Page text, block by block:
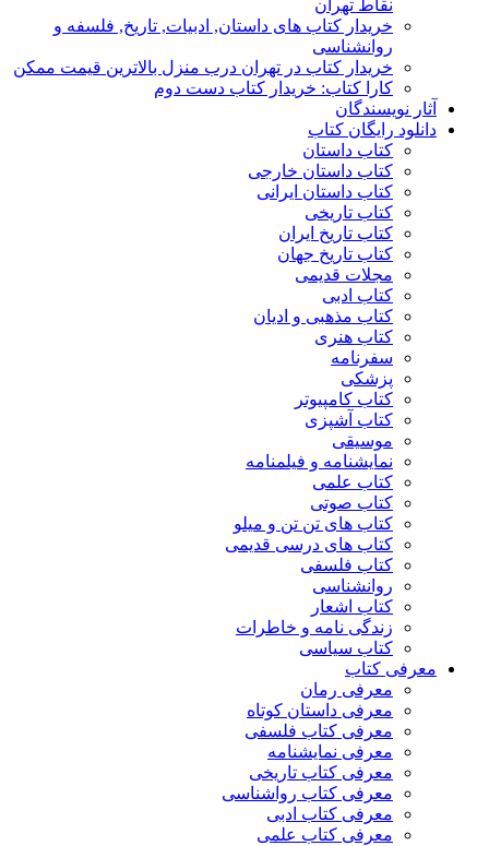
نقاط تهران
خریدار کتاب های داستان, ادبیات, تاریخ, فلسفه و
روانشناسی
خریدار کتاب در تهران درب منزل بالاترین قیمت ممکن
کارا کتاب: خریدار کتاب دست دوم
آثار نویسندگان
دانلود رایگان کتاب
کتاب داستان
کتاب داستان خارجی
کتاب داستان ایرانی
کتاب تاریخی
کتاب تاریخ ایران
کتاب تاریخ جهان
مجلات قدیمی
کتاب ادبی
کتاب مذهبی و ادیان
کتاب هنری
سفرنامه
پزشکی
کتاب کامپیوتر
کتاب آشپزی
موسیقی
نمایشنامه و فیلمنامه
کتاب علمی
کتاب صوتی
کتاب های تن تن و میلو
کتاب های درسی قدیمی
کتاب فلسفی
روانشناسی
کتاب اشعار
زندگی نامه و خاطرات
کتاب سیاسی
معرفی کتاب
معرفی رمان
معرفی داستان کوتاه
معرفی کتاب فلسفی
معرفی نمایشنامه
معرفی کتاب تاریخی
معرفی کتاب رواشناسی
معرفی کتاب ادبی
معرفی کتاب علمی